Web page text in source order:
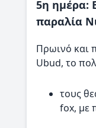
5η ημέρα:
παραλία
Πρωινό και
Ubud, το
τους
fox, με